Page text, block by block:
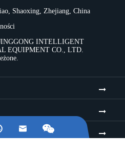
Shaoxing, Zhejiang, China
INTELLIGENT
EQUIPMENT CO., LTD.
